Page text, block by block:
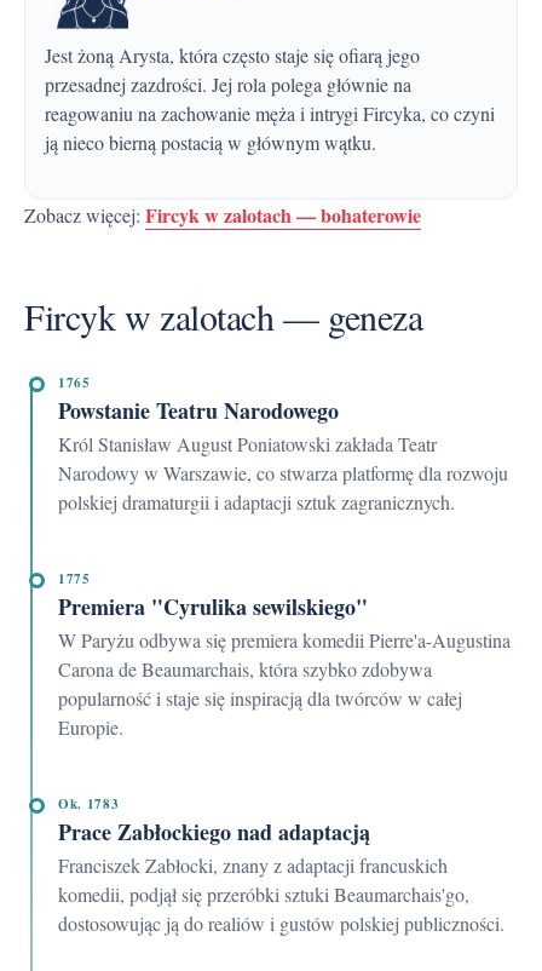
Jest żoną Arysta, która często staje się ofiarą jego
przesadnej zazdrości. Jej rola polega głównie na
reagowaniu na zachowanie męża i intrygi Fircyka, co czyni
ją nieco bierną postacią w głównym wątku.
Zobacz więcej: Fircyk w zalotach — bohaterowie
Fircyk w zalotach — geneza
1765
Powstanie Teatru Narodowego
Król Stanisław August Poniatowski zakłada Teatr
Narodowy w Warszawie, co stwarza platformę dla rozwoju
polskiej dramaturgii i adaptacji sztuk zagranicznych.
1775
Premiera "Cyrulika sewilskiego"
W Paryżu odbywa się premiera komedii Pierre'a-Augustina
Carona de Beaumarchais, która szybko zdobywa
popularność i staje się inspiracją dla twórców w całej
Europie.
Ok. 1783
Prace Zabłockiego nad adaptacją
Franciszek Zabłocki, znany z adaptacji francuskich
komedii, podjął się przeróbki sztuki Beaumarchais'go,
dostosowując ją do realiów i gustów polskiej publiczności.